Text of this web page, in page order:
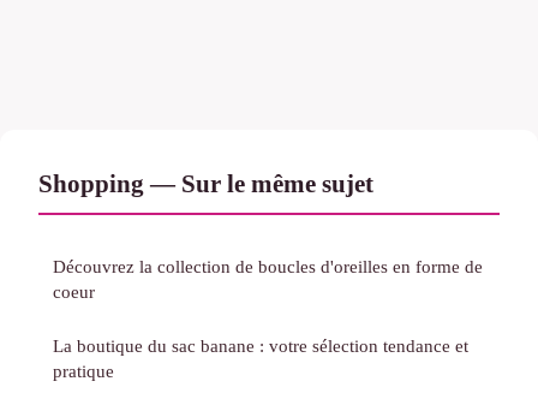
Shopping — Sur le même sujet
Découvrez la collection de boucles d'oreilles en forme de
coeur
La boutique du sac banane : votre sélection tendance et
pratique